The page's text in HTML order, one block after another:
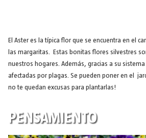
El Aster es la típica flor que se encuentra en el
las margaritas. Estas bonitas flores silvestres
nuestros hogares. Además, gracias a su
afectadas por plagas. Se pueden poner en el
no te quedan excusas para plantarlas!
PENSAMIENTO